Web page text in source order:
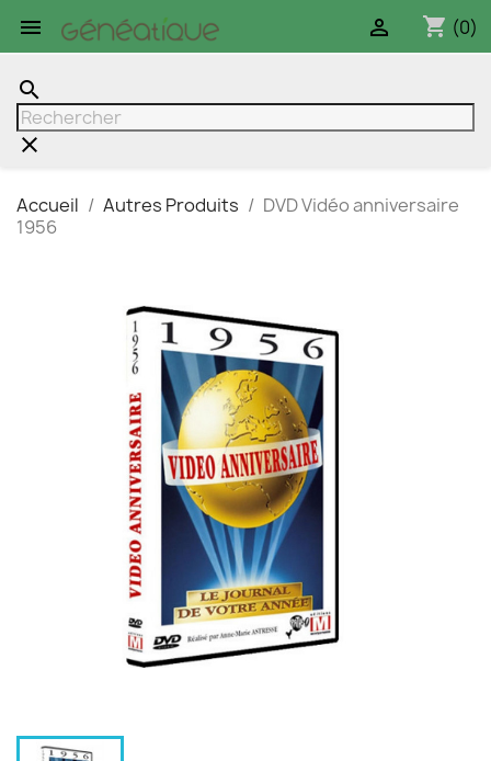
 shopping_cart (0)

search
clear
Accueil Autres Produits
DVD Vidéo anniversaire
1956